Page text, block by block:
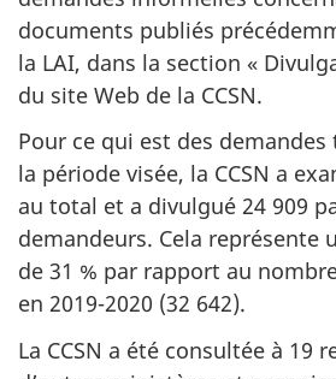
documents publiés
la LAI, dans la section «
du site Web de la CCSN.
Pour ce qui est des
la période visée, la CCSN a
au total et a divulgué 24 909
demandeurs. Cela représente
de 31 % par rapport au
en 2019-2020 (32 642).
La CCSN a été consultée à 19